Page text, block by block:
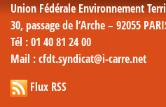
Union Fédérale Environnement
30, passage de l’Arche – 92055
Tél : 01 40 81 24 00
Mail : cfdt.syndicat@i-carre.net
Flux RSS